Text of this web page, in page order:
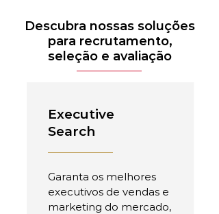
Descubra nossas soluções
para recrutamento,
seleção e avaliação
Executive
Search
Garanta os melhores
executivos de vendas e
marketing do mercado,